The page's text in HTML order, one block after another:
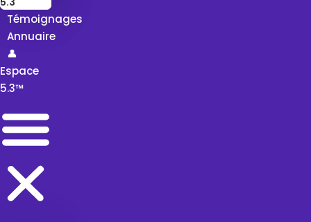
Témoignages
Annuaire
👤
Espace
5.3™